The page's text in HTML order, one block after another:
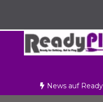
springen
News auf
sind die schnellsten Spieler und